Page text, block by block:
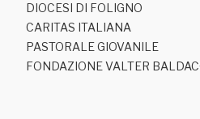
DIOCESI DI FOLIGNO
CARITAS ITALIANA
PASTORALE GIOVANILE
FONDAZIONE VALTER